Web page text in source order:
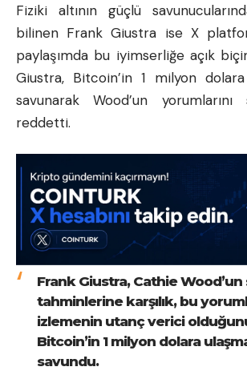
Fiziki altının güçlü
bilinen Frank Giustra ise X
paylaşımda bu iyimserliğe açık
Giustra, Bitcoin’in 1 milyon
savunarak Wood’un
reddetti.
Frank Giustra, Cathie
tahminlerine karşılık, bu
izlemenin utanç verici
Bitcoin’in 1 milyon dolara
savundu.